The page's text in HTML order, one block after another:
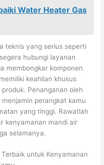
Water Heater Gas
teknis yang serius seperti
hubungi layanan
membongkar komponen
keahlian khusus
Penanganan oleh
perangkat kamu
yang tinggi. Rawatlah
kenyamanan mandi air
selamanya.
untuk Kenyamanan